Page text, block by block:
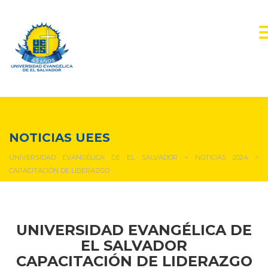
NOTICIAS UEES
UNIVERSIDAD EVANGÉLICA DE EL SALVADOR > NOTICIAS 2024>
CAPACITACIÓN DE LIDERAZGO
UNIVERSIDAD EVANGÉLICA DE
EL SALVADOR
CAPACITACIÓN DE LIDERAZGO